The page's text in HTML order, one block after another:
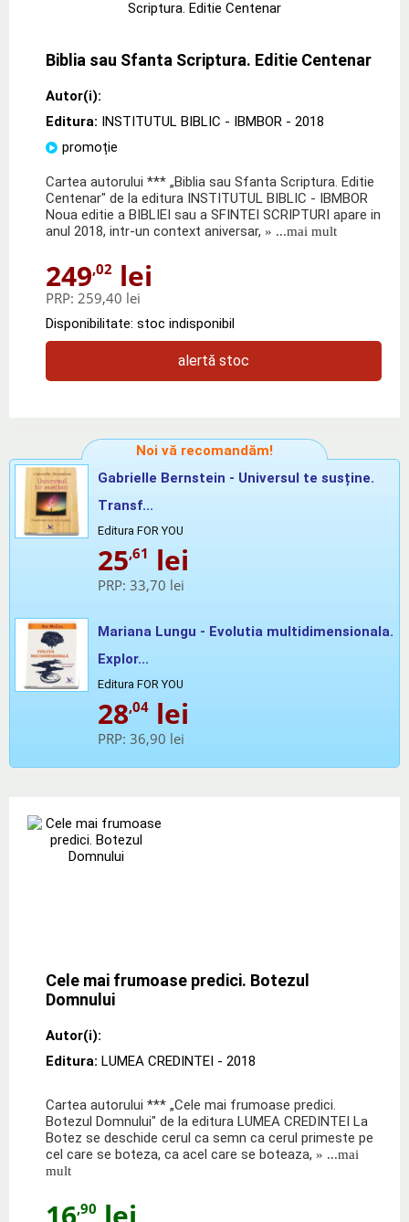
Biblia sau Sfanta Scriptura. Editie Centenar
Autor(i):
Editura: INSTITUTUL BIBLIC - IBMBOR - 2018
promoție
Cartea autorului *** „Biblia sau Sfanta Scriptura. Editie
Centenar" de la editura INSTITUTUL BIBLIC - IBMBOR
Noua editie a BIBLIEI sau a SFINTEI SCRIPTURI apare in
anul 2018, intr-un context aniversar, » ...mai mult
249,02 lei
PRP: 259,40 lei
Disponibilitate: stoc indisponibil
alertă stoc
Noi vă recomandăm!
Gabrielle Bernstein - Universul te susține.
Transf...
Editura FOR YOU
25,61 lei
PRP: 33,70 lei
Mariana Lungu - Evolutia multidimensionala.
Explor...
Editura FOR YOU
28,04 lei
PRP: 36,90 lei
Cele mai frumoase predici. Botezul
Domnului
Autor(i):
Editura: LUMEA CREDINTEI - 2018
Cartea autorului *** „Cele mai frumoase predici.
Botezul Domnului" de la editura LUMEA CREDINTEI La
Botez se deschide cerul ca semn ca cerul primeste pe
cel care se boteza, ca acel care se boteaza, » ...mai
mult
,90